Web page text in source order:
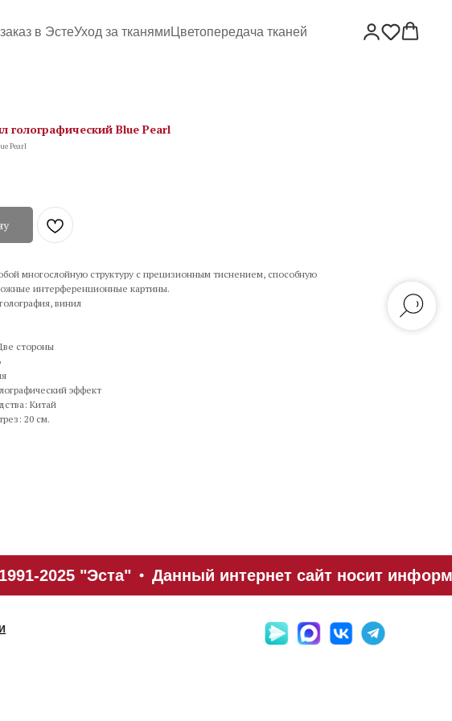
в ЭстеУход за тканями Цветопередача тканей
голографический Blue Pearl
Pearl
многослойную структуру с прецизионным тиснением, способную
интерференционные картины.
винил
стороны
эффект
Китай
20 см.
2025 "Эста" Данный интернет сайт носит